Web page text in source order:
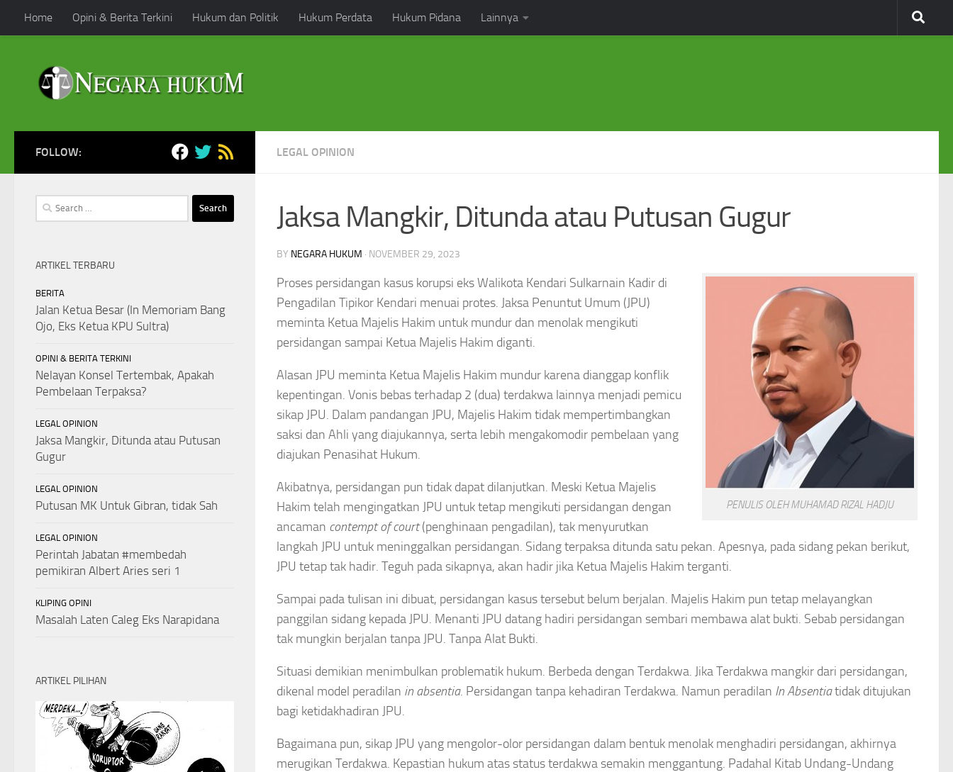
Skip to content
Home Opini & Berita Terkini Hukum dan Politik Hukum Perdata Hukum Pidana Lainnya
LEGAL OPINION
Jaksa Mangkir, Ditunda atau Putusan Gugur
BY NEGARA HUKUM · NOVEMBER 29, 2023
PENULIS OLEH MUHAMAD RIZAL HADJU
Proses persidangan kasus korupsi eks Walikota Kendari Sulkarnain Kadir di
Pengadilan Tipikor Kendari menuai protes. Jaksa Penuntut Umum (JPU)
meminta Ketua Majelis Hakim untuk mundur dan menolak mengikuti
persidangan sampai Ketua Majelis Hakim diganti.
Alasan JPU meminta Ketua Majelis Hakim mundur karena dianggap konflik
kepentingan. Vonis bebas terhadap 2 (dua) terdakwa lainnya menjadi pemicu
sikap JPU. Dalam pandangan JPU, Majelis Hakim tidak mempertimbangkan
saksi dan Ahli yang diajukannya, serta lebih mengakomodir pembelaan yang
diajukan Penasihat Hukum.
Akibatnya, persidangan pun tidak dapat dilanjutkan. Meski Ketua Majelis
Hakim telah mengingatkan JPU untuk tetap mengikuti persidangan dengan
ancaman contempt of court(penghinaan pengadilan), tak menyurutkan
langkah JPU untuk meninggalkan persidangan. Sidang terpaksa ditunda satu pekan. Apesnya, pada sidang pekan berikut,
JPU tetap tak hadir. Teguh pada sikapnya, akan hadir jika Ketua Majelis Hakim terganti.
Sampai pada tulisan ini dibuat, persidangan kasus tersebut belum berjalan. Majelis Hakim pun tetap melayangkan
panggilan sidang kepada JPU. Menanti JPU datang hadiri persidangan sembari membawa alat bukti. Sebab persidangan
tak mungkin berjalan tanpa JPU. Tanpa Alat Bukti.
Situasi demikian menimbulkan problematik hukum. Berbeda dengan Terdakwa. Jika Terdakwa mangkir dari persidangan,
dikenal model peradilan in absentia. Persidangan tanpa kehadiran Terdakwa. Namun peradilan InAbsentiatidak ditujukan
bagi ketidakhadiran JPU.
Bagaimana pun, sikap JPU yang mengolor-olor persidangan dalam bentuk menolak menghadiri persidangan, akhirnya
merugikan Terdakwa. Kepastian hukum atas status terdakwa semakin menggantung. Padahal Kitab Undang-Undang
FOLLOW:
Search
for:
ARTIKEL TERBARU
BERITA
Jalan Ketua Besar (In Memoriam Bang
Ojo, Eks Ketua KPU Sultra)
OPINI & BERITA TERKINI
Nelayan Konsel Tertembak, Apakah
Pembelaan Terpaksa?
LEGAL OPINION
Jaksa Mangkir, Ditunda atau Putusan
Gugur
LEGAL OPINION
Putusan MK Untuk Gibran, tidak Sah
LEGAL OPINION
Perintah Jabatan #membedah
pemikiran Albert Aries seri 1
KLIPING OPINI
Masalah Laten Caleg Eks Narapidana
ARTIKEL PILIHAN